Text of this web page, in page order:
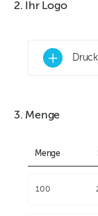
2. Ihr Logo
+
3. Menge
Menge
100